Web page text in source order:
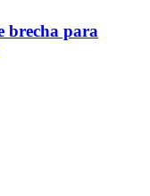
brecha para